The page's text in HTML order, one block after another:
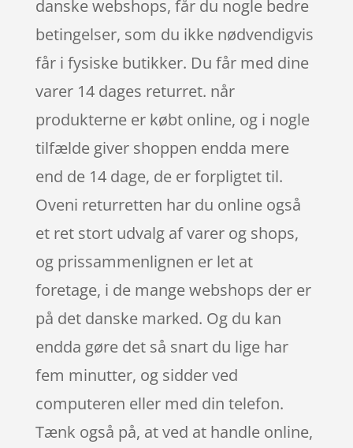
danske webshops, får du nogle bedre
betingelser, som du ikke nødvendigvis
får i fysiske butikker. Du får med dine
varer 14 dages returret. når
produkterne er købt online, og i nogle
tilfælde giver shoppen endda mere
end de 14 dage, de er forpligtet til.
Oveni returretten har du online også
et ret stort udvalg af varer og shops,
og prissammenlignen er let at
foretage, i de mange webshops der er
på det danske marked. Og du kan
endda gøre det så snart du lige har
fem minutter, og sidder ved
computeren eller med din telefon.
Tænk også på, at ved at handle online,